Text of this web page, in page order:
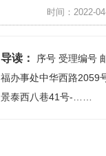
时间：2022-
导读：
序号 受理编号
福办事处中华西路2059
景泰西八巷41号-……